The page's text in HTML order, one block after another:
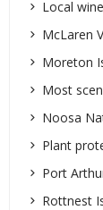
Local
McLaren
Moreton
Most
Noosa
Plant
Port
Rottnest